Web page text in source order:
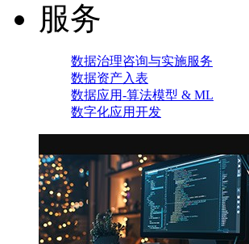
服务
数据治理咨询与实施服务
数据资产入表
数据应用-算法模型 & ML
数字化应用开发